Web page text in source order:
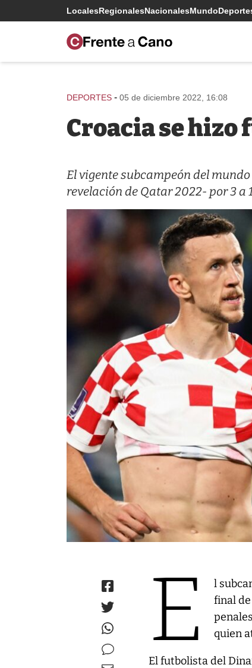
LocalesRegionalesNacionalesMundo
DEPORTES - 05 de diciembre 2022, 16:08
Croacia se hizo
El vigente subcampeón del
revelación de Qatar 2022- por 3 a
E
l
final
quien
El futbolista del